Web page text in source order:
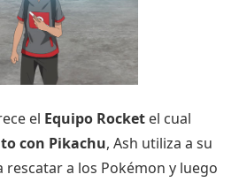
el Equipo Rocket el cual
con Pikachu, Ash utiliza a su
rescatar a los Pokémon y luego